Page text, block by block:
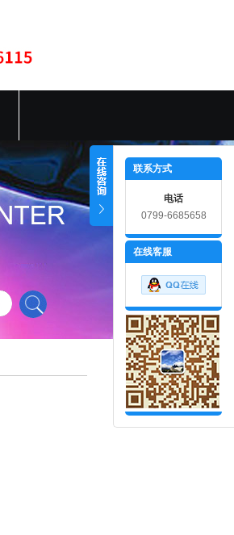
联系方式
电话
0799-6685658
在线客服